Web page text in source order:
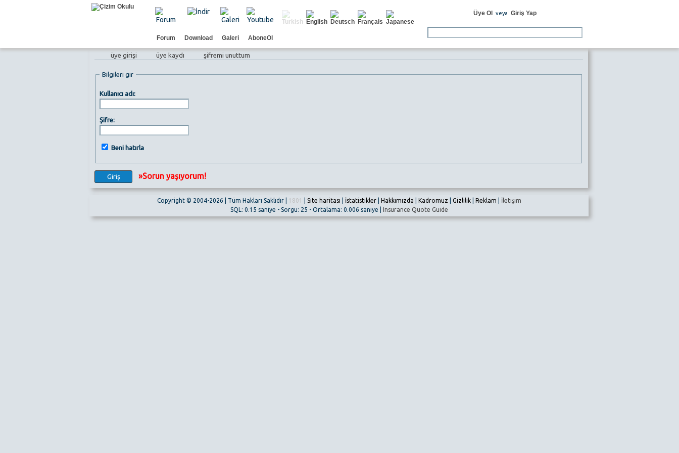
Forum Download Galeri AboneOl
Üye Ol veya Giriş Yap
üye girişi üye kaydı şifremi unuttum
Bilgileri gir
Kullanıcı adı:
Şifre:
Beni hatırla
»Sorun yaşıyorum!
Copyright © 2004-2026 | Tüm Hakları Saklıdır | 1801 Site haritası İstatistikler| Hakkımızda Kadromuz Gizlilik| Reklam
İletişim
SQL: 0.15 saniye - Sorgu: 25 - Ortalama: 0.006 saniye |
Insurance Quote Guide